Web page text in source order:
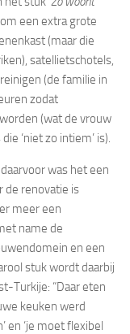
een extra grote
(maar die
satellietschotels,
(de familie in
zodat
(wat de vrouw
‘niet zo intiem’ is).
was het een
de renovatie is
meer een
name de
en een
stuk wordt daarbij
Turkije: “Daar eten
keuken werd
en ‘je moet flexibel